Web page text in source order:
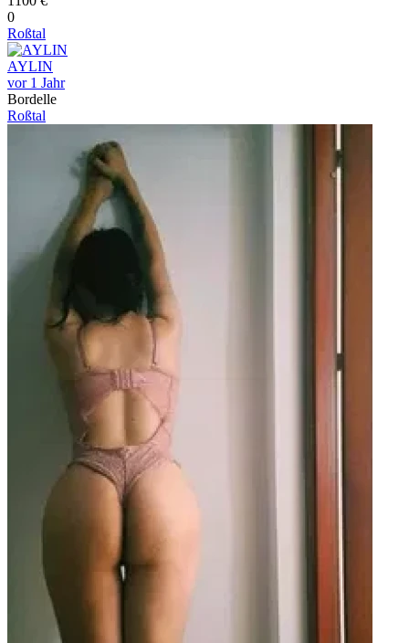
0
Roßtal
AYLIN
vor 1 Jahr
Bordelle
Roßtal